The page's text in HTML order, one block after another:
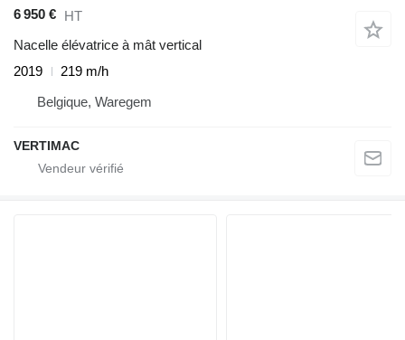
6 950 € HT
Nacelle élévatrice à mât vertical
2019
219 m/h
Belgique, Waregem
VERTIMAC